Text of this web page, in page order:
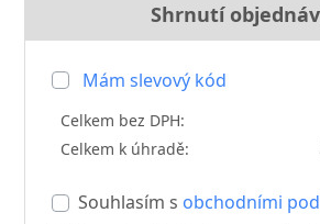
Shrnutí
Mám slevový kód
Celkem bez DPH:
Celkem k úhradě:
Souhlasím s obchodními